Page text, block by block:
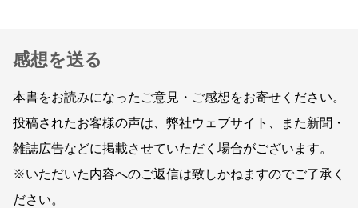
感想を送る
本書をお読みになったご意見・ご感想をお寄せください。
投稿されたお客様の声は、弊社ウェブサイト、また新聞・
雑誌広告などに掲載させていただく場合がございます。
※いただいた内容へのご返信は致しかねますのでご了承く
ださい。